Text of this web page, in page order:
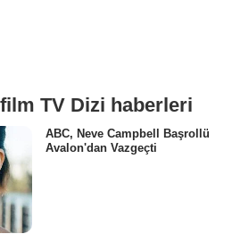
TV Dizi haberleri
ABC, Neve Campbell Başrollü
Avalon'dan Vazgeçti